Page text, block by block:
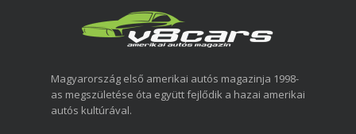
Magyarország első amerikai autós magazinja 1998-
as megszületése óta együtt fejlődik a hazai amerikai
autós kultúrával.